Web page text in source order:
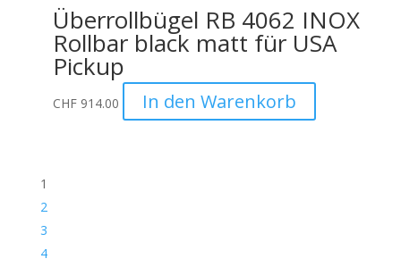
Überrollbügel RB 4062 INOX
Rollbar black matt für USA
Pickup
CHF914.00 In den Warenkorb
1
2
3
4